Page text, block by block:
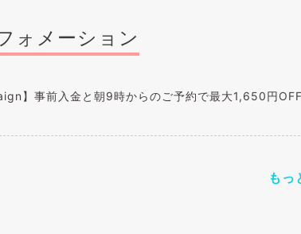
ォメーション
】事前入金と朝9時からのご予約で最大1,650円
もっ